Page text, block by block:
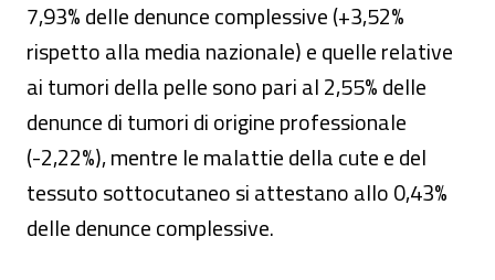
7,93% delle denunce complessive (+3,52%
rispetto alla media nazionale) e quelle relative
ai tumori della pelle sono pari al 2,55% delle
denunce di tumori di origine professionale
(-2,22%), mentre le malattie della cute e del
tessuto sottocutaneo si attestano allo 0,43%
delle denunce complessive.